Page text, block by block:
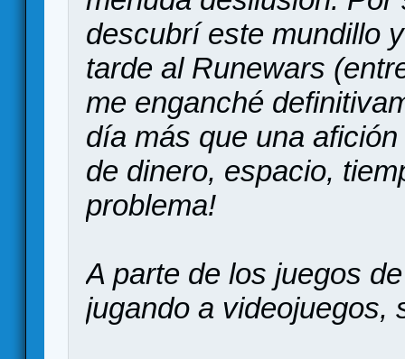
descubrí este mundillo
tarde al Runewars
me enganché
día más que una
de dinero, espacio,
problema!
A parte de los juegos
jugando a videojuegos,